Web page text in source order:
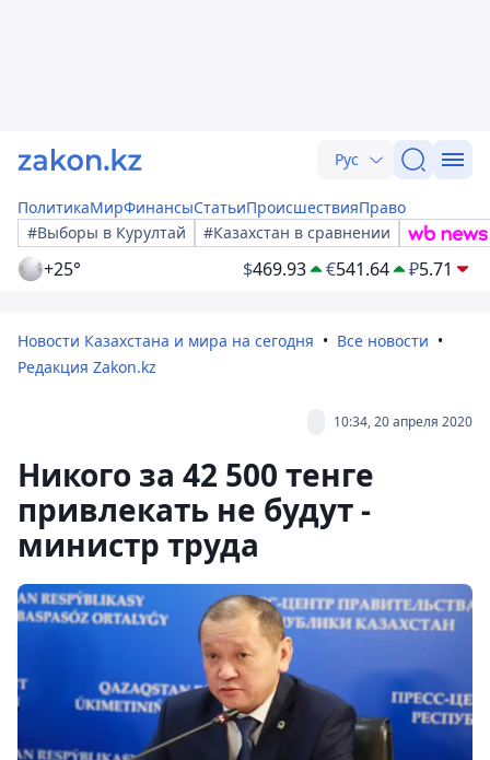
Рус
ПолитикаМирФинансыСтатьиПроисшествияПраво
#Выборы в Курултай
#Казахстан в сравнении
+25° $469.93 €541.64 ₽5.71
Новости Казахстана и мира на сегодня
Все новости
Редакция Zakon.kz
10:34, 20 апреля 2020
Никого за 42 500 тенге
привлекать не будут -
министр труда